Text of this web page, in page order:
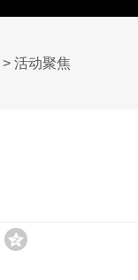
> 活动聚焦